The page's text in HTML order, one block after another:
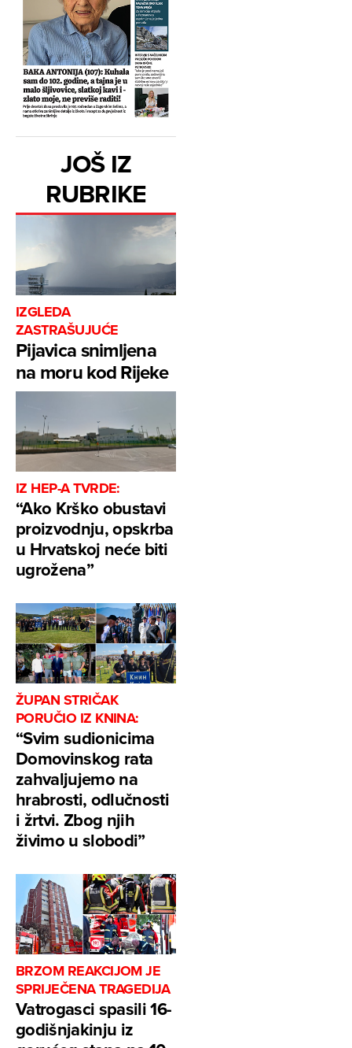
JOŠ IZ
RUBRIKE
IZGLEDA
ZASTRAŠUJUĆE
Pijavica snimljena
na moru kod Rijeke
IZ HEP-A TVRDE:
“Ako Krško obustavi
proizvodnju, opskrba
u Hrvatskoj neće biti
ugrožena”
ŽUPAN STRIČAK
PORUČIO IZ KNINA:
“Svim sudionicima
Domovinskog rata
zahvaljujemo na
hrabrosti, odlučnosti
i žrtvi. Zbog njih
živimo u slobodi”
BRZOM REAKCIJOM JE
SPRIJEČENA TRAGEDIJA
Vatrogasci spasili 16-
godišnjakinju iz